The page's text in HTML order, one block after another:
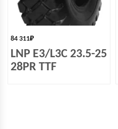
84 311₽
LNP E3/L3C 23.5-25
28PR TTF